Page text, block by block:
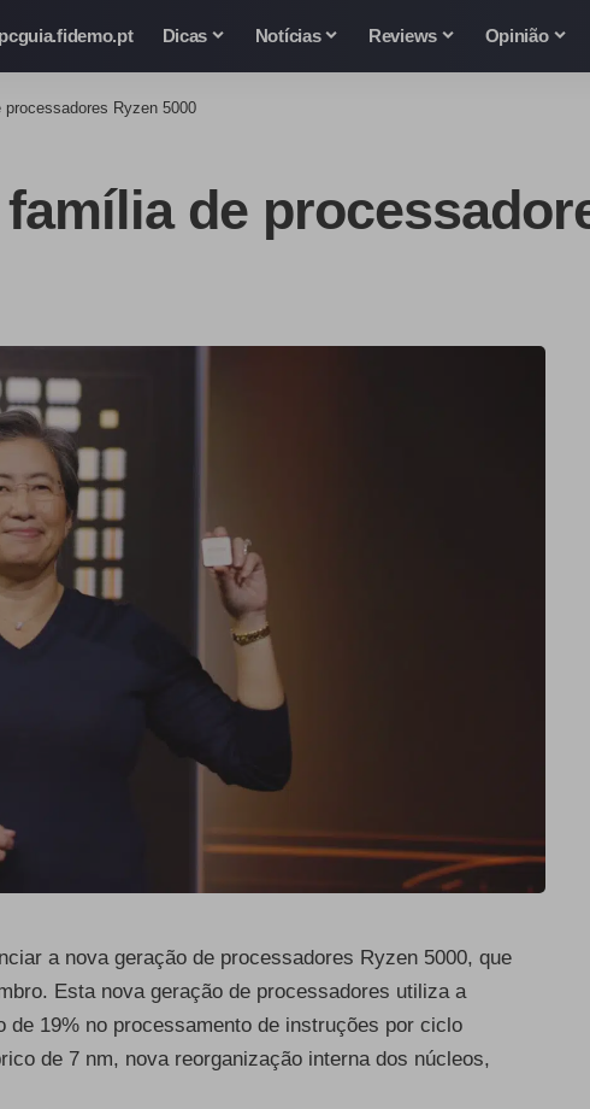
Dicas Notícias Reviews Opinião
Ryzen 5000
de
a nova geração de processadores Ryzen 5000, que
Esta nova geração de processadores utiliza a
de 19% no processamento de instruções por ciclo
de 7 nm, nova reorganização interna dos núcleos,